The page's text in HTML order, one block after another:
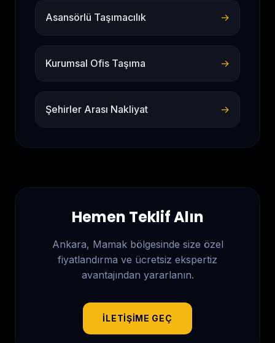
Asansörlü Taşımacılık →
Kurumsal Ofis Taşıma →
Şehirler Arası Nakliyat →
Hemen Teklif Alın
Ankara, Mamakbölgesinde size özel
fiyatlandırma ve ücretsiz ekspertiz
avantajından yararlanın.
İLETIŞIME GEÇ